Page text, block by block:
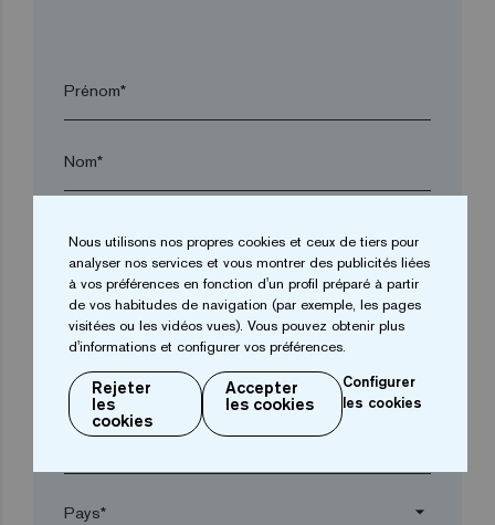
Prénom*
Nom*
Entreprise*
arrow_drop_down
Ville*
Code postal*
arrow_drop_down
Nous utilisons nos propres cookies et ceux de tiers pour
analyser nos services et vous montrer des publicités liées
à vos préférences en fonction d'un profil préparé à partir
de vos habitudes de navigation (par exemple, les pages
visitées ou les vidéos vues). Vous pouvez obtenir plus
d'informations et configurer vos préférences.
Rejeter
les
cookies
Accepter
les cookies
Configurer
les cookies